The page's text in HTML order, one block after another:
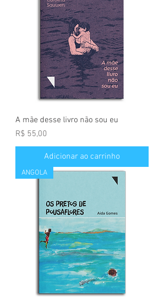
A mãe desse livro não sou eu
Preço
R$ 55,00
Adicionar ao carrinho
ANGOLA